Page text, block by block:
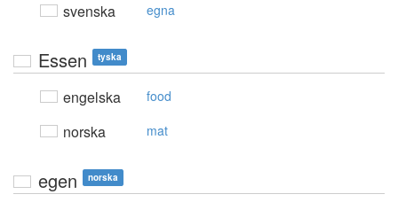
svenska egna
Essen tyska
engelska food
norska mat
egen norska